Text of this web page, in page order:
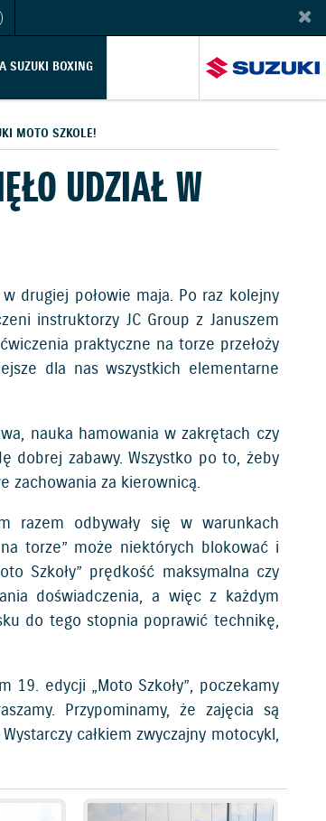
SUZUKI BOXING
MOTO SZKOLE!
UDZIAŁ W
drugiej połowie maja. Po raz kolejny
instruktorzy JC Group z Januszem
praktyczne na torze przełoży
dla nas wszystkich elementarne
nauka hamowania w zakrętach czy
dobrej zabawy. Wszystko po to, żeby
zachowania za kierownicą.
razem odbywały się w warunkach
torze” może niektórych blokować i
Szkoły” prędkość maksymalna czy
doświadczenia, a więc z każdym
do tego stopnia poprawić technikę,
edycji „Moto Szkoły”, poczekamy
Przypominamy, że zajęcia są
całkiem zwyczajny motocykl,